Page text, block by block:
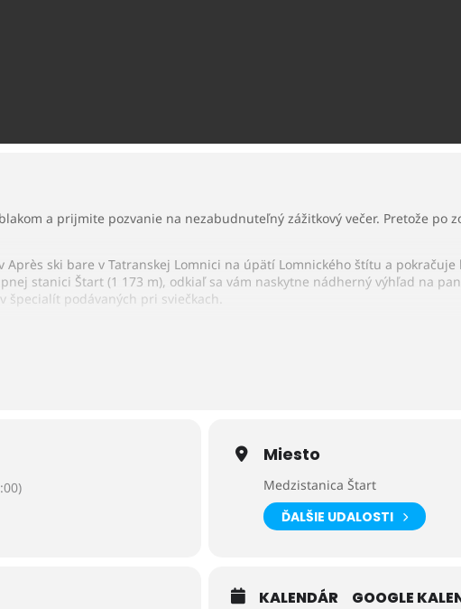
a prijmite pozvanie na nezabudnuteľný zážitkový večer. Pretože po
Après ski bare v Tatranskej Lomnici na úpätí Lomnického štítu a
stanici Štart (1 173 m), odkiaľ sa vám naskytne nádherný výhľad na
špecialít podávaných pri sviečkach.
Miesto
Medzistanica Štart
ĎALŠIE UDALOSTI
KALENDÁR GOOGLE